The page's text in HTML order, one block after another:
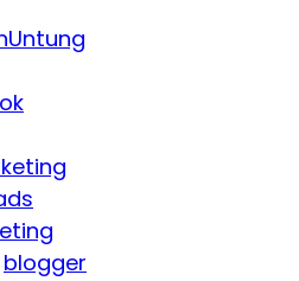
blogger